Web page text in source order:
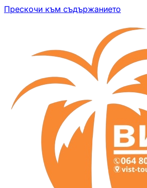
Прескочи към съдържанието